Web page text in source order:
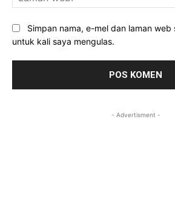
Simpan nama, e-mel dan laman
untuk kali saya mengulas.
- Advertisment -